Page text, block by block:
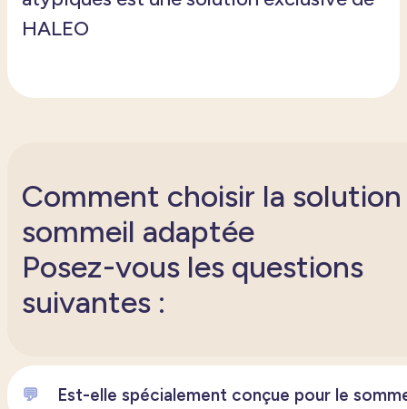
HALEO
Comment choisir la
sommeil adaptée
Posez-vous les questions
suivantes :
💬 Est-elle spécialement conçue pour le